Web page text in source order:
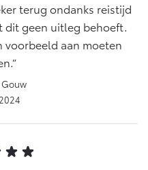
terug ondanks reistijd
dit geen uitleg behoeft.
voorbeeld aan moeten
Gouw